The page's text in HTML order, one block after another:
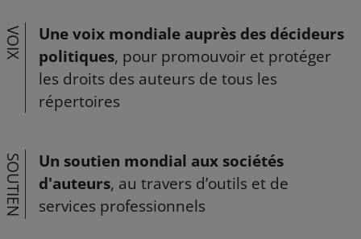
VOIX
Une voix mondiale auprès des décideurs
politiques, pour promouvoir et protéger
les droits des auteurs de tous les
répertoires
SOUTIEN
Un soutien mondial aux sociétés
d'auteurs, au travers d’outils et de
services professionnels